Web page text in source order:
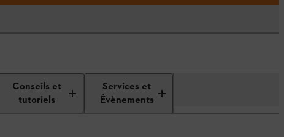
Conseils et
tutoriels
Services et
Évènements